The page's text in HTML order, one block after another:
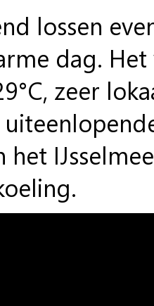
lossen
dag.
zeer
het